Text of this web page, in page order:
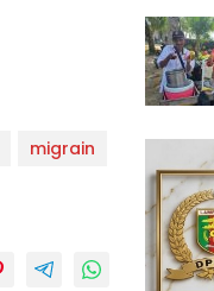
migrain